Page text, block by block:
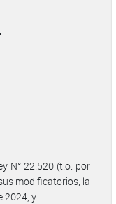
N° 22.520 (t.o. por
modificatorios, la
2024, y